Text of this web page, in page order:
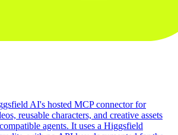
AI's hosted MCP connector for
reusable characters, and creative assets
agents. It uses a Higgsfield